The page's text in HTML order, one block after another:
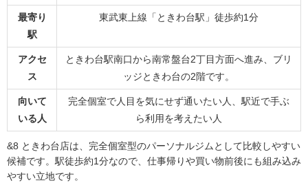
最寄り
駅
東武東上線「ときわ台駅」徒歩約1分
アクセ
ス
ときわ台駅南口から南常盤台2丁目方面へ進み、ブリ
ッジときわ台の2階です。
向いて
いる人
完全個室で人目を気にせず通いたい人、駅近で手ぶ
ら利用を考えたい人
&8 ときわ台店は、完全個室型のパーソナルジムとして比較しやすい
候補です。駅徒歩約1分なので、仕事帰りや買い物前後にも組み込み
やすい立地です。